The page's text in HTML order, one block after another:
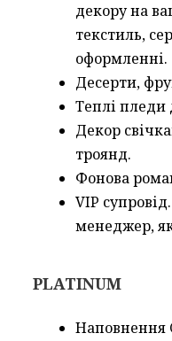
декору на
текстиль,
оформленні.
Десерти,
Теплі пледи
Декор
троянд.
Фонова
VIP
менеджер,
PLATINUM
Наповнення